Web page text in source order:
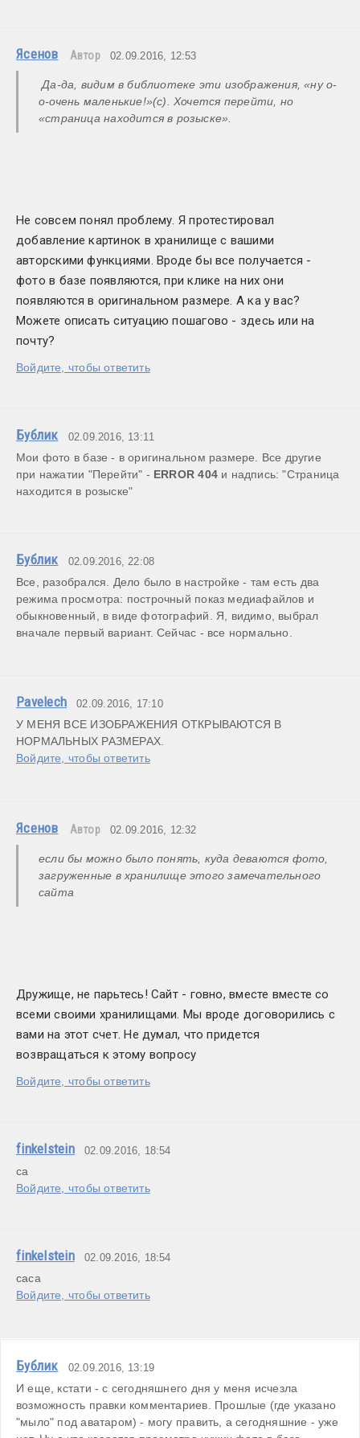
Ясенов Автор 02.09.2016, 12:53
Да-да, видим в библиотеке эти изображения, «ну о-
о-очень маленькие!»(с). Хочется перейти, но
«страница находится в розыске».
Не совсем понял проблему. Я протестировал
добавление картинок в хранилище с вашими
авторскими функциями. Вроде бы все получается -
фото в базе появляются, при клике на них они
появляются в оригинальном размере. А ка у вас?
Можете описать ситуацию пошагово - здесь или на
почту?
Войдите, чтобы ответить
Бублик 02.09.2016, 13:11
Мои фото в базе - в оригинальном размере. Все другие
при нажатии "Перейти" - ERROR 404 и надпись: "Страница
находится в розыске"
Бублик 02.09.2016, 22:08
Все, разобрался. Дело было в настройке - там есть два
режима просмотра: построчный показ медиафайлов и
обыкновенный, в виде фотографий. Я, видимо, выбрал
вначале первый вариант. Сейчас - все нормально.
Pavelech 02.09.2016, 17:10
У МЕНЯ ВСЕ ИЗОБРАЖЕНИЯ ОТКРЫВАЮТСЯ В
НОРМАЛЬНЫХ РАЗМЕРАХ.
Войдите, чтобы ответить
Ясенов Автор 02.09.2016, 12:32
если бы можно было понять, куда деваются фото,
загруженные в хранилище этого замечательного
сайта
Дружище, не парьтесь! Сайт - говно, вместе вместе со
всеми своими хранилищами. Мы вроде договорились с
вами на этот счет. Не думал, что придется
возвращаться к этому вопросу
Войдите, чтобы ответить
finkelstein 02.09.2016, 18:54
са
Войдите, чтобы ответить
finkelstein 02.09.2016, 18:54
Войдите, чтобы ответить
Бублик 02.09.2016, 13:19
И еще, кстати - с сегодняшнего дня у меня исчезла
возможность правки комментариев. Прошлые (где указано
"мыло" под аватаром) - могу править, а сегодняшние - уже